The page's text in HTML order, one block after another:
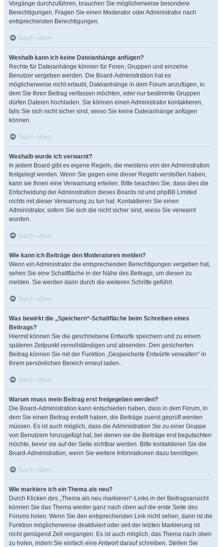
Vorgänge durchzuführen, brauchen Sie möglicherweise besondere
Berechtigungen. Fragen Sie einen Moderator oder Administrator nach
entsprechenden Berechtigungen.
Nach oben
Weshalb kann ich keine Dateianhänge anfügen?
Rechte für Dateianhänge können für Foren, Gruppen und einzelne
Benutzer vergeben werden. Die Board-Administration hat es
möglicherweise nicht erlaubt, Dateianhänge in dem Forum anzufügen, in
dem Sie Ihren Beitrag verfassen möchten, oder nur bestimmte Gruppen
dürfen Dateien hochladen. Sie können einen Administrator kontaktieren,
falls Sie sich nicht sicher sind, wieso Sie keine Dateianhänge anfügen
können.
Nach oben
Weshalb wurde ich verwarnt?
In jedem Board gibt es eigene Regeln, die meistens von der Administration
festgelegt werden. Wenn Sie gegen eine dieser Regeln verstoßen haben,
kann sie Ihnen eine Verwarnung erteilen. Bitte beachten Sie, dass dies die
Entscheidung der Administration dieses Boards ist und phpBB Limited
nichts mit dieser Verwarnung zu tun hat. Kontaktieren Sie einen
Administrator, sofern Sie sich die nicht sicher sind, wieso Sie verwarnt
wurden.
Nach oben
Wie kann ich Beiträge den Moderatoren melden?
Wenn ein Administrator die entsprechenden Berechtigungen vergeben hat,
sehen Sie eine Schaltfläche in der Nähe des Beitrags, um diesen zu
melden. Sie werden dann durch die weiteren Schritte geführt.
Nach oben
Was bewirkt die „Speichern“-Schaltfläche beim Schreiben eines
Beitrags?
Hiermit können Sie die geschriebene Entwürfe speichern und zu einem
späteren Zeitpunkt vervollständigen und absenden. Den gesicherten
Beitrag können Sie mit der Funktion „Gespeicherte Entwürfe verwalten“ in
Ihrem persönlichen Bereich erneut laden.
Nach oben
Warum muss mein Beitrag erst freigegeben werden?
Die Board-Administration kann entschieden haben, dass in dem Forum, in
dem Sie einen Beitrag erstellt haben, die Beiträge zuerst geprüft werden
müssen. Es ist auch möglich, dass die Administration Sie zu einer Gruppe
von Benutzern hinzugefügt hat, bei denen sie die Beiträge erst begutachten
möchte, bevor sie auf der Seite sichtbar werden. Bitte kontaktieren Sie die
Board-Administration, wenn Sie weitere Informationen dazu benötigen.
Nach oben
Wie markiere ich ein Thema als neu?
Durch Klicken des „Thema als neu markieren“-Links in der Beitragsansicht
können Sie das Thema wieder ganz nach oben auf die erste Seite des
Forums holen. Wenn Sie den entsprechenden Link nicht sehen, dann ist die
Funktion möglicherweise deaktiviert oder seit der letzten Markierung ist
nicht genügend Zeit vergangen. Es ist auch möglich, das Thema nach oben
zu holen, indem Sie einfach eine Antwort darauf schreiben. Stellen Sie